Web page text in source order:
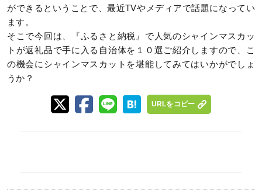
ができるということで、最近TVやメディアで話題になってい
ます。
そこで今回は、『ふるさと納税』で人気のシャインマスカッ
トが返礼品で手に入る自治体を１０選ご紹介しますので、こ
の機会にシャインマスカットを堪能してみてはいかがでしょ
うか？
URLをコピー